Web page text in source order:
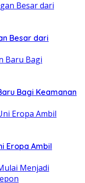
Besar dari
Bagi Keamanan
Eropa Ambil